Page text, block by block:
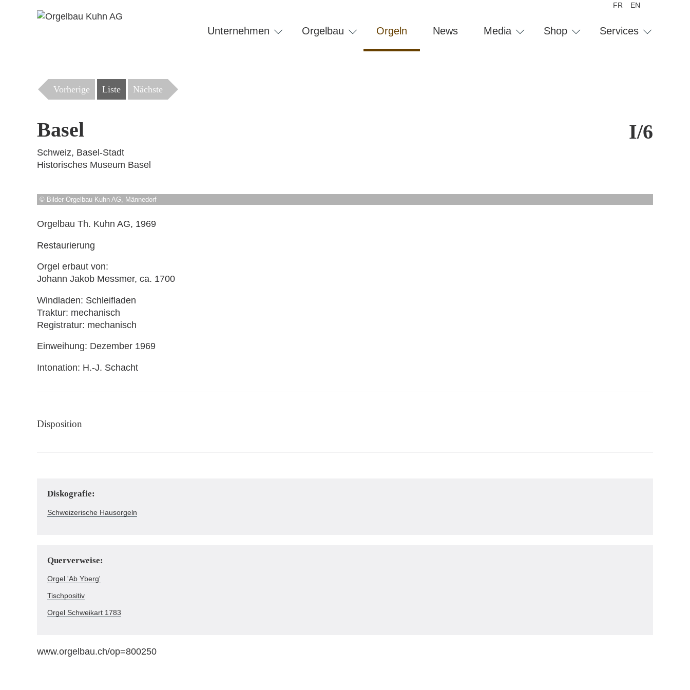
EN
FR
überspringen
Unternehmen Orgelbau Orgeln News Media Shop Services
Vorherige Liste Nächste
Basel I/6
Schweiz, Basel-Stadt
Historisches Museum Basel
© Bilder Orgelbau Kuhn AG, Männedorf
Orgelbau Th. Kuhn AG, 1969
Restaurierung
Orgel erbaut von
Johann Jakob Messmer, ca. 1700
Windladen Schleifladen
Traktur mechanisch
Registratur mechanisch
Einweihung Dezember 1969
Intonation H.-J. Schacht
Disposition
Diskografie:
Schweizerische Hausorgeln
Querverweise:
Orgel 'Ab Yberg'
Tischpositiv
Orgel Schweikart 1783
www.orgelbau.ch/op=800250